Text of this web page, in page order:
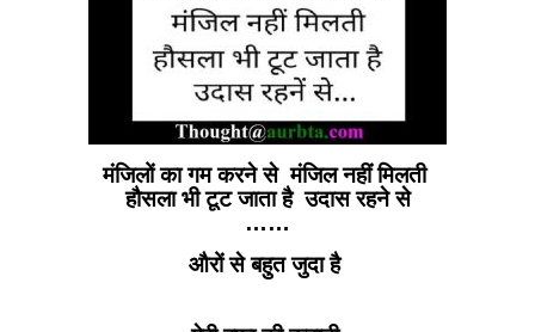
मंजिलों का गम करने से मंजिल नहीं मिलती
हौसला भी टूट जाता है उदास रहने से
……
औरों से बहुत जुदा है